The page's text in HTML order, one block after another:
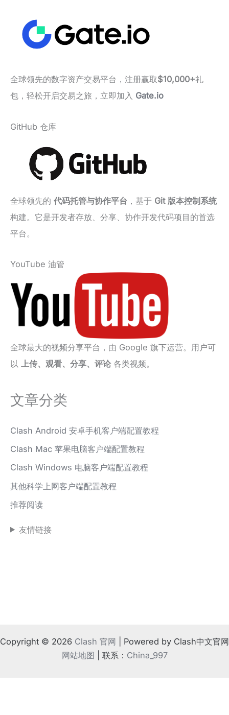
全球领先的数字资产交易平台，注册赢取$10,000+礼
包，轻松开启交易之旅，立即加入 Gate.io
GitHub 仓库
全球领先的 代码托管与协作平台 ，基于 Git 版本控制系统
构建。它是开发者存放、分享、协作开发代码项目的首选
平台。
YouTube 油管
全球最大的视频分享平台，由 Google 旗下运营。用户可
以
上传、观看、分享、评论 各类视频。
文章分类
Clash Android 安卓手机客户端配置教程
Clash Mac 苹果电脑客户端配置教程
Clash Windows 电脑客户端配置教程
其他科学上网客户端配置教程
推荐阅读
友情链接
Copyright © 2026 Clash 官网 | Powered by Clash中文官网
网站地图 | 联系： China_997